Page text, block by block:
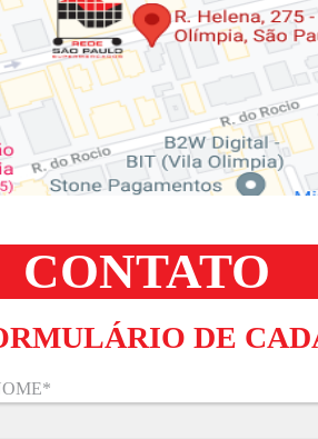
CONTATO
DE